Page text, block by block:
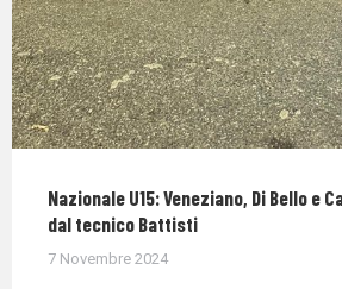
Nazionale U15: Veneziano, Di Bello e
dal tecnico Battisti
7 Novembre 2024